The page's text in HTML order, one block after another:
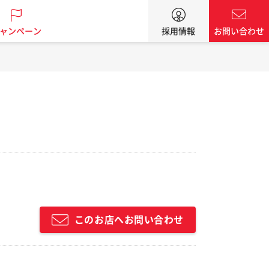
ンペーン 採用情報 お問い合わせ
このお店へお問い合わせ